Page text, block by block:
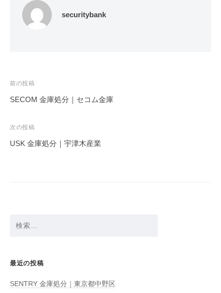
securitybank
投
稿
ビ
ゲ
前の投稿
SECOM 金庫処分｜セコム金庫
次の投稿
USK 金庫処分｜宇津木産業
最近の投稿
SENTRY 金庫処分｜東京都中野区